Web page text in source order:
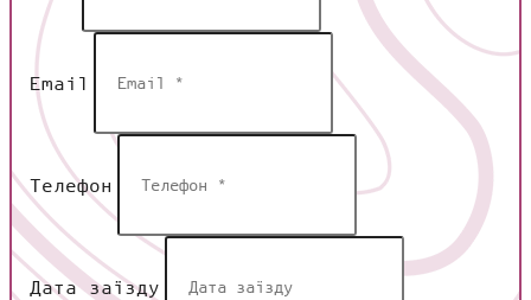
Email
Телефон
Дата заїзду